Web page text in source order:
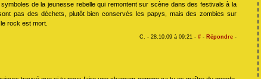
de la jeunesse rebelle qui remontent sur scène dans des festivals à la
pas des déchets, plutôt bien conservés les papys, mais des zombies sur
rock est mort.
C. - 28.10.09 à 09:21 - # - Répondre -